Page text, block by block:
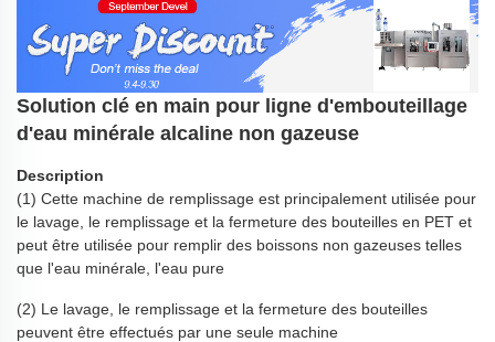
Solution clé en main pour ligne d'embouteillage
d'eau minérale alcaline non gazeuse
Description
(1) Cette machine de remplissage est principalement utilisée pour
le lavage, le remplissage et la fermeture des bouteilles en PET et
peut être utilisée pour remplir des boissons non gazeuses telles
que l'eau minérale, l'eau pure
(2) Le lavage, le remplissage et la fermeture des bouteilles
peuvent être effectués par une seule machine